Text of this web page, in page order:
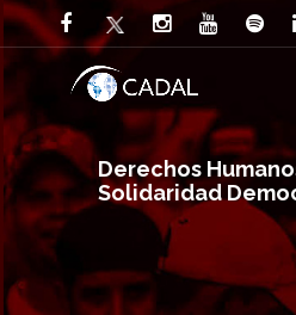
Derechos
Solidaridad